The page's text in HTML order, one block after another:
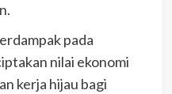
pada
nilai ekonomi
kerja hijau bagi